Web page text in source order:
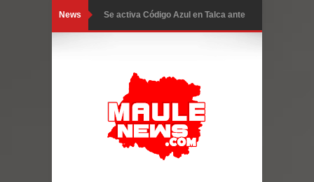
News Se activa Código Azul en Talca ante
GORE Maule figura tercero a nivel
nacional en gasto por viajes y
traslados con $133 millones
Dos internos intentaron escapar por